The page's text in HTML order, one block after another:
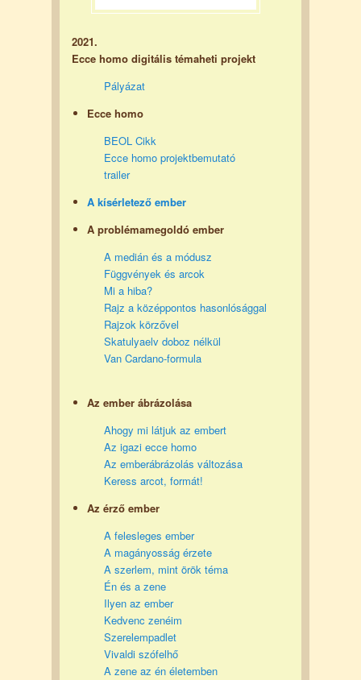
2021.
Ecce homo digitális témaheti projekt
Pályázat
Ecce homo
BEOL Cikk
Ecce homo projektbemutató
trailer
A kísérletező ember
A problémamegoldó ember
A medián és a módusz
Függvények és arcok
Mi a hiba?
Rajz a középpontos hasonlósággal
Rajzok körzővel
Skatulyaelv doboz nélkül
Van Cardano-formula
Az ember ábrázolása
Ahogy mi látjuk az embert
Az igazi ecce homo
Az emberábrázolás változása
Keress arcot, formát!
Az érző ember
A felesleges ember
A magányosság érzete
A szerlem, mint örök téma
Én és a zene
Ilyen az ember
Kedvenc zenéim
Szerelempadlet
Vivaldi szófelhő
A zene az én életemben